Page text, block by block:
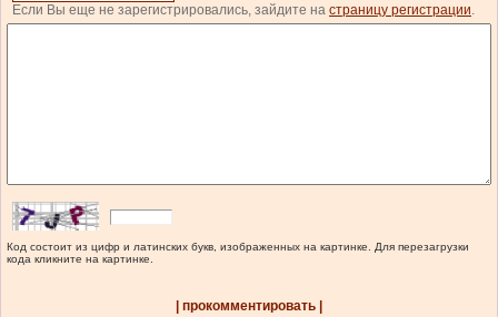
Если Вы еще не зарегистрировались, зайдите на страницу регистрации.
Код состоит из цифр и латинских букв, изображенных на картинке. Для перезагрузки
кода кликните на картинке.
| прокомментировать |